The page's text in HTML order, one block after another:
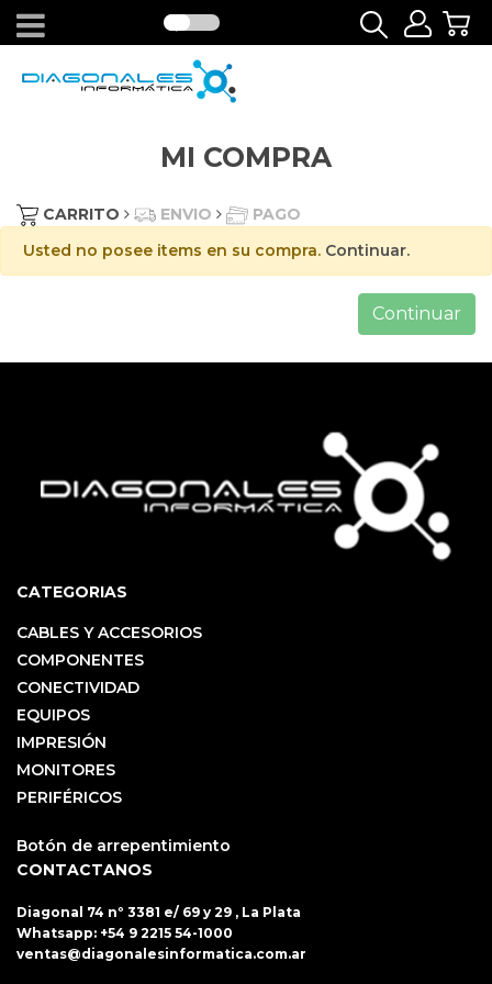
MI COMPRA
CARRITO ENVIO
PAGO
Usted no posee items en su compra. Continuar.
Continuar
CATEGORIAS
CABLES Y ACCESORIOS
COMPONENTES
CONECTIVIDAD
EQUIPOS
IMPRESIÓN
MONITORES
PERIFÉRICOS
Botón de arrepentimiento
CONTACTANOS
Diagonal 74 nº 3381 e/ 69 y 29 , La Plata
Whatsapp: +54 9 2215 54-1000
ventas@diagonalesinformatica.com.ar